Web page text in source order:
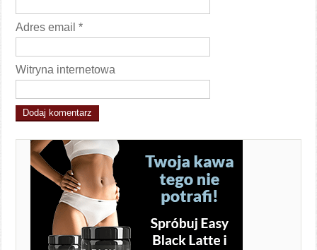
Adres email*
Witryna internetowa